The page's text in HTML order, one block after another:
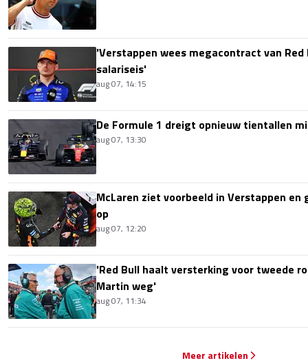
'Verstappen wees megacontract van
salariseis'
aug 07, 14:15
De Formule 1 dreigt opnieuw tientallen
aug 07, 13:30
McLaren ziet voorbeeld in Verstappen
op
aug 07, 12:20
'Red Bull haalt versterking voor tweede
Martin weg'
aug 07, 11:34
Meer artikelen